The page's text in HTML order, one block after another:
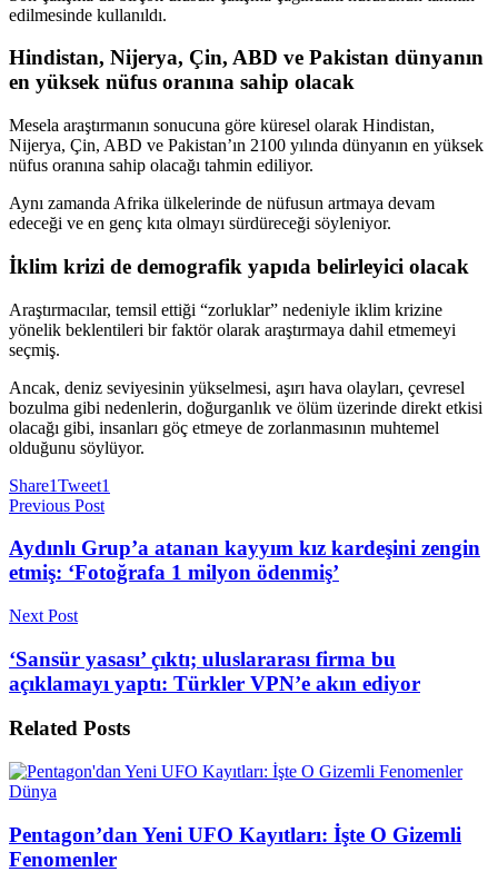
edilmesinde kullanıldı.
Hindistan, Nijerya, Çin, ABD ve Pakistan dünyanın
en yüksek nüfus oranına sahip olacak
Mesela araştırmanın sonucuna göre küresel olarak Hindistan,
Nijerya, Çin, ABD ve Pakistan’ın 2100 yılında dünyanın en yüksek
nüfus oranına sahip olacağı tahmin ediliyor.
Aynı zamanda Afrika ülkelerinde de nüfusun artmaya devam
edeceği ve en genç kıta olmayı sürdüreceği söyleniyor.
İklim krizi de demografik yapıda belirleyici olacak
Araştırmacılar, temsil ettiği “zorluklar” nedeniyle iklim krizine
yönelik beklentileri bir faktör olarak araştırmaya dahil etmemeyi
seçmiş.
Ancak, deniz seviyesinin yükselmesi, aşırı hava olayları, çevresel
bozulma gibi nedenlerin, doğurganlık ve ölüm üzerinde direkt etkisi
olacağı gibi, insanları göç etmeye de zorlanmasının muhtemel
olduğunu söylüyor.
Share1Tweet1
Previous Post
Aydınlı Grup’a atanan kayyım kız kardeşini zengin
etmiş: ‘Fotoğrafa 1 milyon ödenmiş’
Next Post
‘Sansür yasası’ çıktı; uluslararası firma bu
açıklamayı yaptı: Türkler VPN’e akın ediyor
Related Posts
Dünya
Pentagon’dan Yeni UFO Kayıtları: İşte O Gizemli
Fenomenler